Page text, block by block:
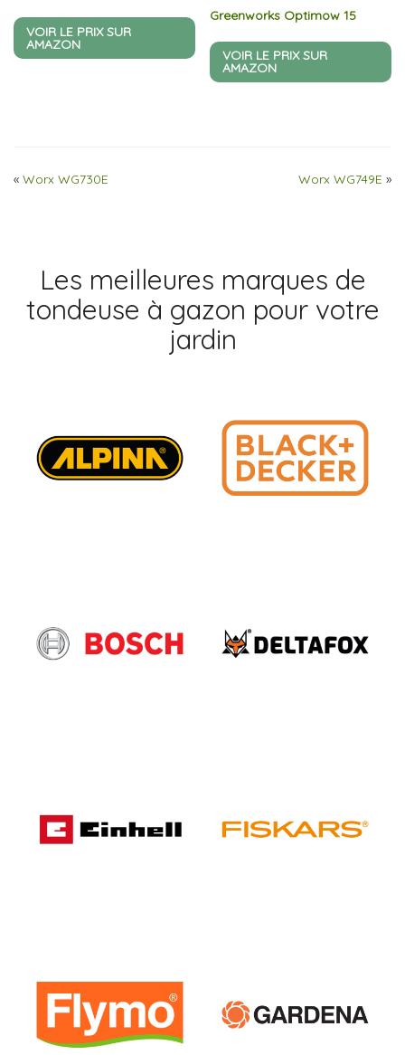
VOIR LE PRIX SUR
AMAZON
Greenworks Optimow 15
VOIR LE PRIX SUR
AMAZON
« Worx WG730E Worx WG749E »
Les meilleures marques de
tondeuse à gazon pour votre
jardin